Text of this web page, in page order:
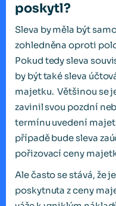
poskytl?
Sleva by měla být
zohledněna oproti
Pokud tedy sleva
by být také sleva
majetku. Většinou se
zavinil svou pozdní
termínu uvedení
případě bude sleva
pořizovací ceny
Ale často se stává, že
poskytnuta z ceny